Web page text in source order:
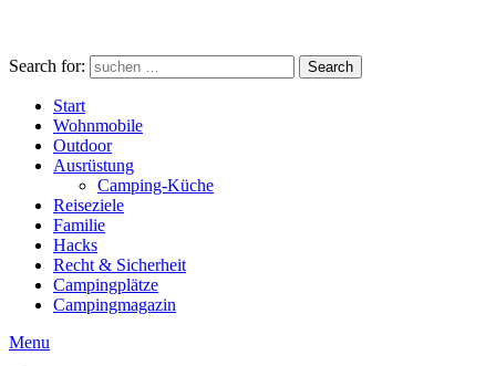
Search for: Search
Start
Wohnmobile
Outdoor
Ausrüstung
Camping-Küche
Reiseziele
Familie
Hacks
Recht & Sicherheit
Campingplätze
Campingmagazin
Menu